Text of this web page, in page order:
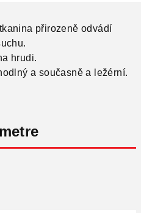
přirozeně odvádí
hrudi.
a současně a ležérní.